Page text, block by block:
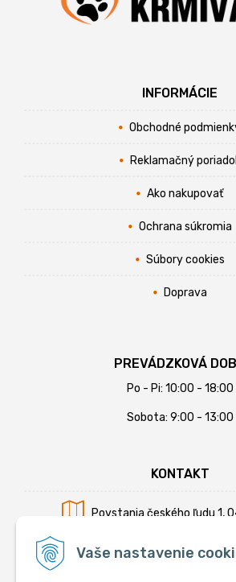
Vaše nastavenie
INFORMÁCIE
Obchodné
Reklamačný
Ako nakupovať
Ochrana súkromia
Súbory cookies
Doprava
PREVÁDZKOVÁ
Po - Pi: 10:00 - 18:00
Sobota: 9:00 - 13:00
KONTAKT
Povstania českého ľudu 1,
Mobil:+421 902